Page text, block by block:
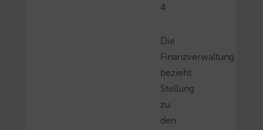
4
Die
Finanzverwaltung
bezieht
Stellung
zu
den